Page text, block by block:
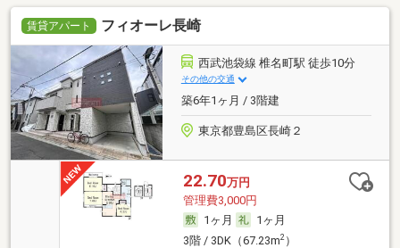
賃貸アパート フィオーレ長崎
西武池袋線 椎名町駅 徒歩10分
その他の交通
築6年1ヶ月 / 3階建
東京都豊島区長崎２
22.70万円
管理費3,000円
1ヶ月
1ヶ月
3階 / 3DK（67.23m2）